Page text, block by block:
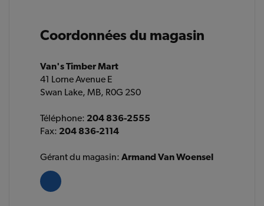
Coordonnées du magasin
Van's Timber Mart
41 Lorne Avenue E
Swan Lake, MB, R0G 2S0
Téléphone: 204 836-2555
Fax: 204 836-2114
Gérant du magasin:Armand Van Woensel